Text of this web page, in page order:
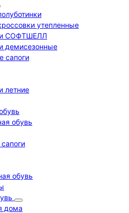
утепленные
СОФТШЕЛЛ
демисезонные
сапоги
летние
обувь
обувь
дома